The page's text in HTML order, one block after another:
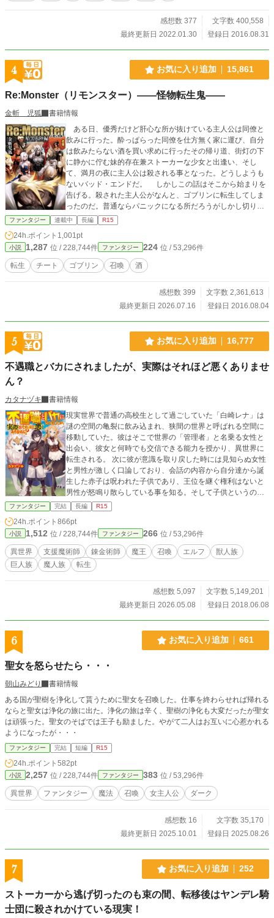
感想数 377
文字数 400,558
最終更新日 2022.01.30
登録日 2016.08.31
4 お気に入り追加 15,861
Re:Monster（リモンスター）――怪物転生鬼――
金斬 児狐
書籍情報
ある日、優秀だけど肝心な所が抜けている主人公は同僚と
飲みに行った。酔っぱらった同僚を仕方無く家に運び、自分
は飲みたらない酒を買い求めに行ったその帰り道、街灯の下
に静かに佇む妹的存在兼ストーカーな少女と出逢い、そし
て、満月の夜に主人公は殺される事となった。どうしようも
ないバッド・エンドだ。 しかしこの話はそこから始まりを
告げる。殺された主人公がなんと、ゴブリンに転生してしま
ったのだ。普通ならパニックになる所だろうがしかし切り替
えが非常に早い主人公はそれでも生きていく事を決意。そし
て何故か持ち越してしまった能力と知識を駆使し、弱肉強食
な世界で力強く生きていくのであった。 しかし彼はまだ知
らない。全てはとある存在によって監視されているという事
を……。 ◆ ◆ ◆ 今回は召喚から転生モノに挑戦。普
通とはちょっと違った物語を目指します。主人公の能力は基
日記帳風？ で気楽に書かせてもらうので、説明不足な所も
多々あるでしょうが納得して下さい。 不定期更新、更新遅
うでは本編を削除し、外伝を掲載しています。
ファンタジー 連載中 長編 R15
24h.ポイント 1,001pt
小説 1,287 位 / 228,744件 ファンタジー 224 位 / 53,296件
転生 チート ゴブリン 召喚 酒
感想数 399
文字数 2,361,613
最終更新日 2026.07.16
登録日 2016.08.04
5 お気に入り追加 16,777
不遇職とバカにされましたが、実際はそれほど悪くありませ
ん？
カタナヅキ
書籍情報
現実世界で普通の高校生として過ごしていた「白崎レナ」は
謎の空間の亀裂に飲み込まれ、狭間の世界と呼ばれる空間に
移動していた。彼はそこで世界の「管理者」と名乗る女性と
出会い、彼女と何時でも交信できる能力を授かり、異世界に
転生される。 次に彼が意識を取り戻した時には見知らぬ女性
と男性が激しく口論しており、会話の内容から自分達から誕
生した赤子は呪われた子供であり、王位を継ぐ権利はないと
男性が怒鳴り散らしている事を知る。そして子供というのが
自分自身である事にレナは気付き、彼は母親と供に追い出さ
れた。 時は流れ、成長したレナは自分がこの世界では不遇職
として扱われている「支援魔術師」と「錬金術師」の職業を
習得している事が判明し、更に彼は一般的には扱われていな
いスキルばかり習得してしまう。多くの人間から見下され、
実の姉弟からも馬鹿にされてしまうが、彼は決して挫けずに
自分の能力を信じて生き抜く―― ――後にレナは自分の得た
リスに伝えられ、自分を見下していた人間から逆に見上げら
れる立場になる事を彼は知らない。 ※タイトルを変更しまし
話を取り下げました。また、近い内に大幅な取り下げが行わ
います。
ファンタジー 完結 長編 R15
24h.ポイント 866pt
小説 1,512 位 / 228,744件 ファンタジー 266 位 / 53,296件
異世界 支援魔術師 錬金術師 魔王 召喚 エルフ
獣人族
巨人族
魔人族 転生
感想数 5,097
文字数 5,149,201
最終更新日 2026.05.08
登録日 2018.06.08
6 お気に入り追加 661
聖女を怒らせたら・・・
朝山みどり
書籍情報
ある国が聖樹を浄化して貰うために聖女を召喚した。仕事を終わらせれば帰れる
ならと聖女は浄化の旅に出た。浄化の旅は辛く、聖樹の浄化も大変だったが聖女
は頑張った。聖女のそばでは王子も励ました。やがて二人はお互いに心惹かれる
ようになったが・・・
ファンタジー 完結 短編 R15
24h.ポイント 582pt
小説 2,257 位 / 228,744件 ファンタジー 383 位 / 53,296件
異世界 ファンタジー 魔法 召喚 女主人公 ダーク
感想数 16
文字数 35,170
最終更新日 2025.10.01
登録日 2025.08.26
7 お気に入り追加 252
ストーカーから逃げ切ったのも束の間、転移後はヤンデレ騎
士団に殺されかけている現実！